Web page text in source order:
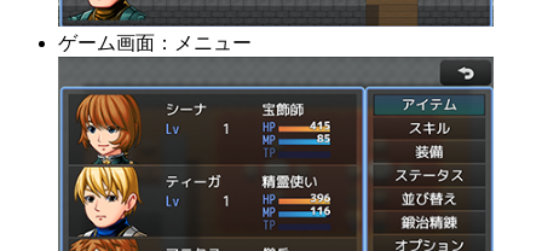
ゲーム画面：メニュー